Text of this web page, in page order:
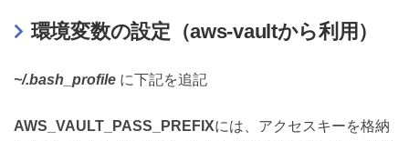
環境変数の設定（aws-vaultから利用）
~/.bash_profile に下記を追記
AWS_VAULT_PASS_PREFIXには、アクセスキーを格納